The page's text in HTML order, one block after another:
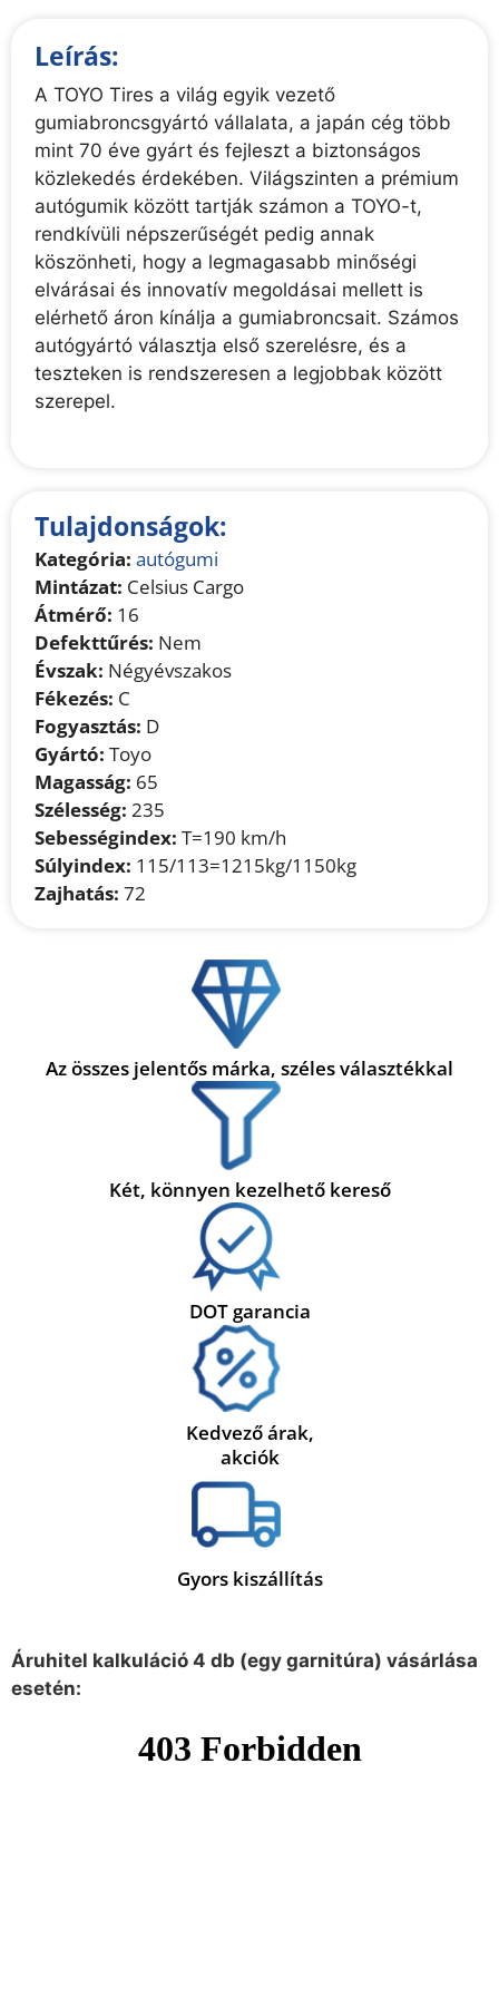
Leírás:
A TOYO Tires a világ egyik vezető
gumiabroncsgyártó vállalata, a japán cég több
mint 70 éve gyárt és fejleszt a biztonságos
közlekedés érdekében. Világszinten a prémium
autógumik között tartják számon a TOYO-t,
rendkívüli népszerűségét pedig annak
köszönheti, hogy a legmagasabb minőségi
elvárásai és innovatív megoldásai mellett is
elérhető áron kínálja a gumiabroncsait. Számos
autógyártó választja első szerelésre, és a
teszteken is rendszeresen a legjobbak között
szerepel.
Tulajdonságok:
Kategória: autógumi
Mintázat: Celsius Cargo
Átmérő: 16
Defekttűrés: Nem
Évszak: Négyévszakos
Fékezés: C
Fogyasztás: D
Gyártó: Toyo
Magasság: 65
Szélesség: 235
Sebességindex: T=190 km/h
Súlyindex: 115/113=1215kg/1150kg
Zajhatás: 72
Az összes jelentős márka, széles választékkal
Két, könnyen kezelhető kereső
DOT garancia
Kedvező árak,
akciók
Gyors kiszállítás
Áruhitel kalkuláció 4 db (egy garnitúra) vásárlása
esetén: